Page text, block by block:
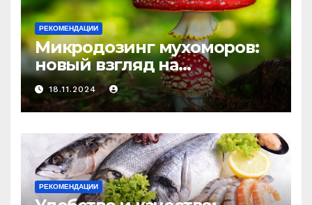
РЕКОМЕНДАЦИИ
Микродозинг мухоморов:
новый взгляд на
психоделику
18.11.2024
РЕКОМЕНДАЦИИ